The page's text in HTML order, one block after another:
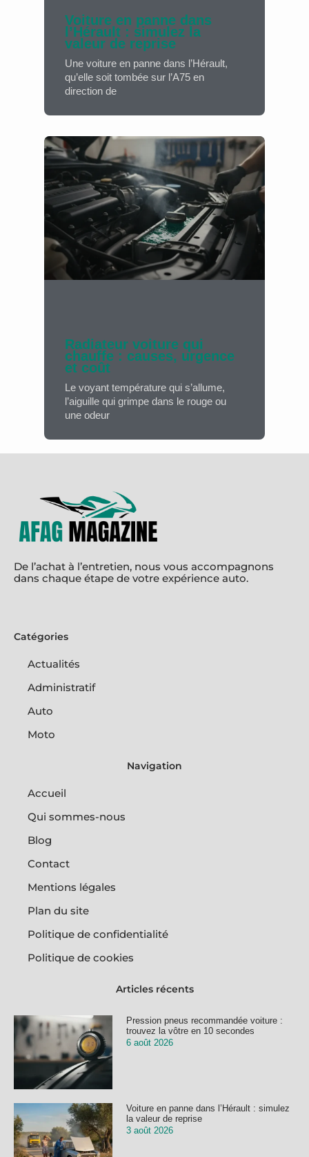
Voiture en panne dans
l’Hérault : simulez la
valeur de reprise
Une voiture en panne dans l’Hérault,
qu’elle soit tombée sur l’A75 en
direction de
Radiateur voiture qui
chauffe : causes, urgence
et coût
Le voyant température qui s’allume,
l’aiguille qui grimpe dans le rouge ou
une odeur
De l’achat à l’entretien, nous vous accompagnons
dans chaque étape de votre expérience auto.
Catégories
Actualités
Administratif
Auto
Moto
Navigation
Accueil
Qui sommes-nous
Blog
Contact
Mentions légales
Plan du site
Politique de confidentialité
Politique de cookies
Articles récents
Pression pneus recommandée voiture :
trouvez la vôtre en 10 secondes
6 août 2026
Voiture en panne dans l’Hérault : simulez
la valeur de reprise
3 août 2026